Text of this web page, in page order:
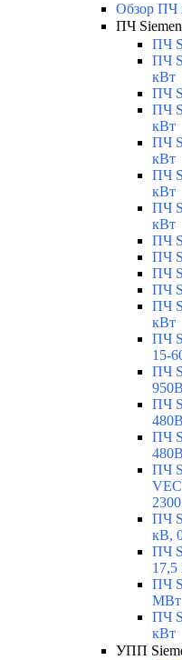
Обзор ПЧ
ПЧ
ПЧ
ПЧ
кВт
ПЧ
ПЧ
кВт
ПЧ
кВт
ПЧ
кВт
ПЧ
кВт
ПЧ
ПЧ
ПЧ
ПЧ
ПЧ
кВт
ПЧ
15-
ПЧ
ПЧ
ПЧ
ПЧ
ПЧ
кВ,
ПЧ
ПЧ
МВт
ПЧ
кВт
УПП